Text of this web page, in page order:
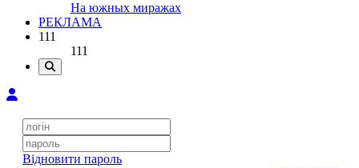
На южных миражах
РЕКЛАМА
111
111
Відновити пароль